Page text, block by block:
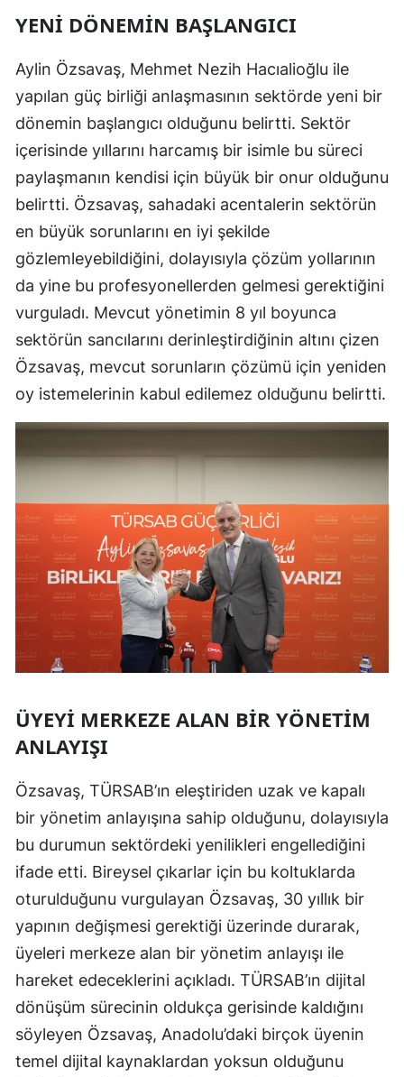
YENI DÖNEMIN BAŞLANGICI
Aylin Özsavaş, Mehmet Nezih Hacıalioğlu ile
yapılan güç birliği anlaşmasının sektörde yeni bir
dönemin başlangıcı olduğunu belirtti. Sektör
içerisinde yıllarını harcamış bir isimle bu süreci
paylaşmanın kendisi için büyük bir onur olduğunu
belirtti. Özsavaş, sahadaki acentalerin sektörün
en büyük sorunlarını en iyi şekilde
gözlemleyebildiğini, dolayısıyla çözüm yollarının
da yine bu profesyonellerden gelmesi gerektiğini
vurguladı. Mevcut yönetimin 8 yıl boyunca
sektörün sancılarını derinleştirdiğinin altını çizen
Özsavaş, mevcut sorunların çözümü için yeniden
oy istemelerinin kabul edilemez olduğunu belirtti.
ÜYEYI MERKEZE ALAN BIR YÖNETIM
ANLAYIŞI
Özsavaş, TÜRSAB’ın eleştiriden uzak ve kapalı
bir yönetim anlayışına sahip olduğunu, dolayısıyla
bu durumun sektördeki yenilikleri engellediğini
ifade etti. Bireysel çıkarlar için bu koltuklarda
oturulduğunu vurgulayan Özsavaş, 30 yıllık bir
yapının değişmesi gerektiği üzerinde durarak,
üyeleri merkeze alan bir yönetim anlayışı ile
hareket edeceklerini açıkladı. TÜRSAB’ın dijital
dönüşüm sürecinin oldukça gerisinde kaldığını
söyleyen Özsavaş, Anadolu’daki birçok üyenin
temel dijital kaynaklardan yoksun olduğunu